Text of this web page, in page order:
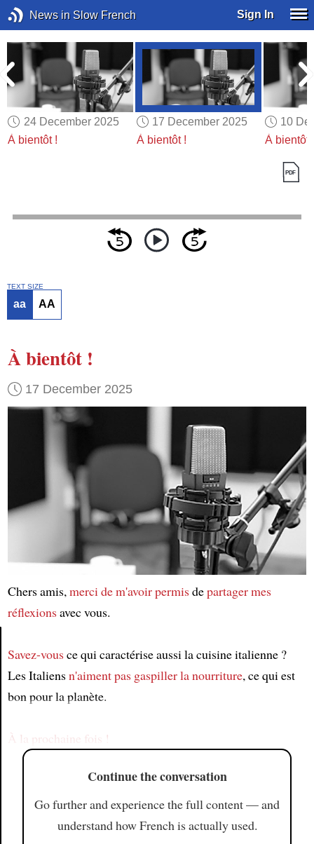
News in Slow French Sign In
24 December 2025
À bientôt !
17 December 2025
À bientôt !
10
À bientôt !
TEXT SIZE
aa AA
À bientôt !
17 December 2025
Chers amis,merci de m'avoir permisdepartager mes
réflexionsavec vous.
Savez-vousce qui caractérise aussi la cuisine italienne ?
Les Italiensn'aiment pas gaspiller la nourriture, ce qui est
bon pour la planète.
À la prochaine fois !
Continue the conversation
Go further and experience the full content — and
understand how French is actually used.